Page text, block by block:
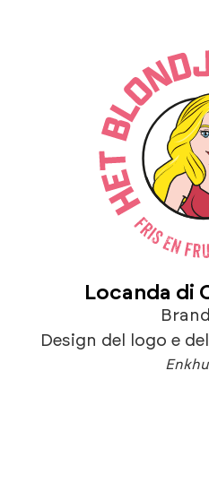
Locanda di
Design del logo e